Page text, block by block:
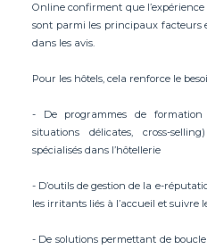
Online confirment que
sont parmi les principaux facteurs
dans les avis.
Pour les hôtels, cela renforce le
- De programmes de formation
situations délicates, cross-
spécialisés dans l’hôtellerie
- D’outils de gestion de la e-
les irritants liés à l’accueil et suivre
- De solutions permettant de